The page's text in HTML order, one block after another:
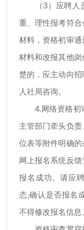
（3）应聘人员
重、理性报考符
材料，资格初审通
材料和改报其他
楚的，应主动向
人社局咨询。
4.网络资格初
主管部门牵头负
位表等附件明确
网上报名系统反
报名成功。请应
态,确认是否报名
不得修改报名信息